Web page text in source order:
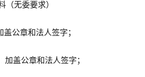
（无委要求）
盖公章和法人签字；
加盖公章和法人签字；